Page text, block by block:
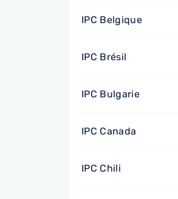
IPC Belgique
IPC Brésil
IPC Bulgarie
IPC Canada
IPC Chili